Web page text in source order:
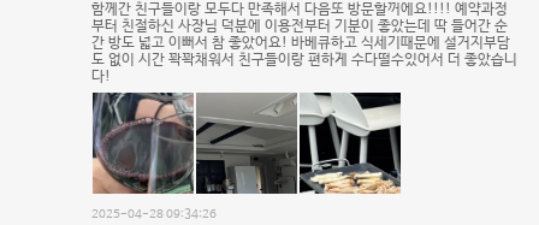
함께간 친구들이랑 모두다 만족해서 다음또 방문할꺼에요!!!! 예약과정
부터 친절하신 사장님 덕분에 이용전부터 기분이 좋았는데 딱 들어간 순
간 방도 넓고 이뻐서 참 좋았어요! 바베큐하고 식세기때문에 설거지부담
도 없이 시간 꽉꽉채워서 친구들이랑 편하게 수다떨수있어서 더 좋았습니
다!
2025-04-28 09:34:26